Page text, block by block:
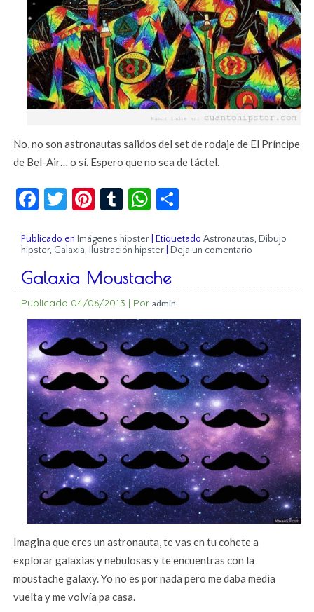
No, no son astronautas salidos del set de rodaje de El Príncipe
de Bel-Air… o sí. Espero que no sea de táctel.
Facebook
Twitter
Pinterest
TumblrWhatsApp
Publicado en Imágenes hipster Etiquetado Astronautas, Dibujo
hipster, Galaxia, Ilustración hipster Deja un comentario
Galaxia Moustache
Publicado 04/06/2013 | Por admin
Imagina que eres un astronauta, te vas en tu cohete a
explorar galaxias y nebulosas y te encuentras con la
moustache galaxy. Yo no es por nada pero me daba media
vuelta y me volvía pa casa.